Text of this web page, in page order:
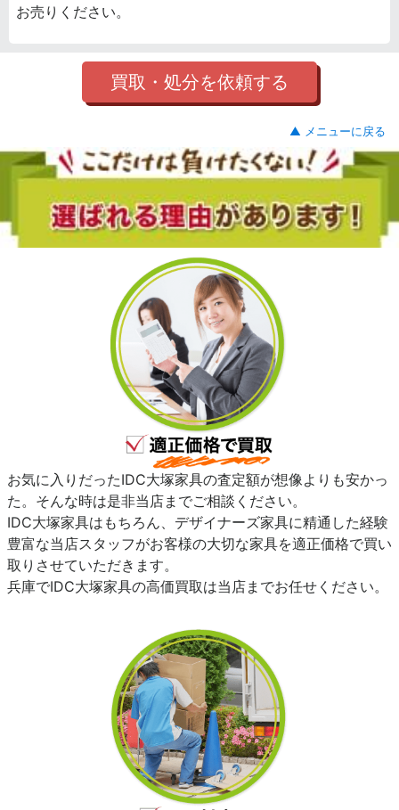
お売りください。
買取・処分を依頼する
▲ メニューに戻る
お気に入りだったIDC大塚家具の査定額が想像よりも安かっ
た。そんな時は是非当店までご相談ください。
IDC大塚家具はもちろん、デザイナーズ家具に精通した経験
豊富な当店スタッフがお客様の大切な家具を適正価格で買い
取りさせていただきます。
兵庫でIDC大塚家具の高価買取は当店までお任せください。